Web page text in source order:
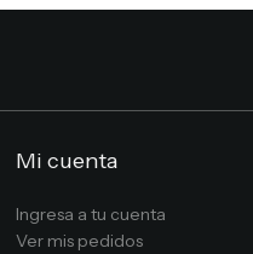
Mi cuenta
Ingresa a tu cuenta
Ver mis pedidos